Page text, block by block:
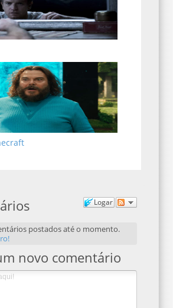
Logar
postados até o momento.
novo comentário